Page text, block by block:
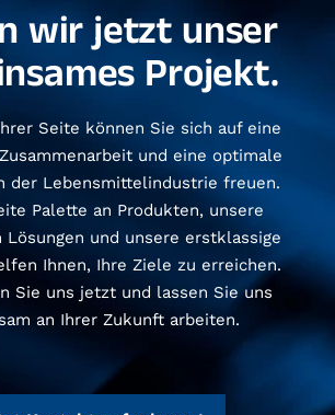
wir jetzt unser
Projekt.
Seite können Sie sich auf eine
und eine optimale
der Lebensmittelindustrie freuen.
Palette an Produkten, unsere
Lösungen und unsere erstklassige
Ihnen, Ihre Ziele zu erreichen.
Sie uns jetzt und lassen Sie uns
an Ihrer Zukunft arbeiten.